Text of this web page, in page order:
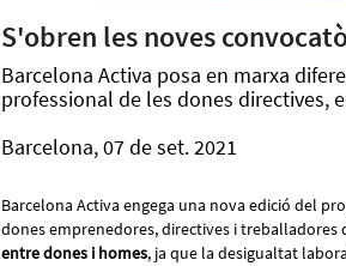
S'obren les noves
Barcelona Activa posa en marxa
professional de les dones directives,
Barcelona, 07 de set. 2021
Barcelona Activa engega una nova edició del
dones emprenedores, directives i treballadores
entre dones i homes, ja que la desigualtat